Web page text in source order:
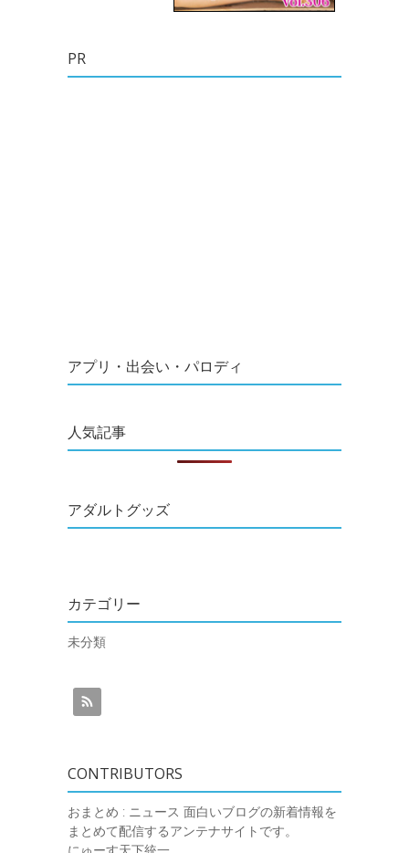
PR
アプリ・出会い・パロディ
人気記事
アダルトグッズ
カテゴリー
未分類
CONTRIBUTORS
おまとめ : ニュース 面白いブログの新着情報を
まとめて配信するアンテナサイトです。
にゅーす天下統一